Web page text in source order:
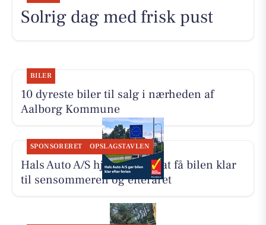
Solrig dag med frisk pust
BILER
10 dyreste biler til salg i nærheden af
Aalborg Kommune
SPONSORERET OPSLAGSTAVLEN
Hals Auto A/S hjælper med at få bilen klar
til sensommeren og efteråret